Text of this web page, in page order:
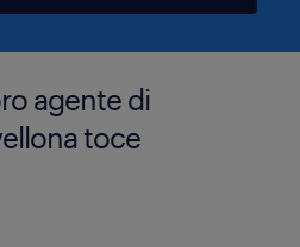
agente di
toce